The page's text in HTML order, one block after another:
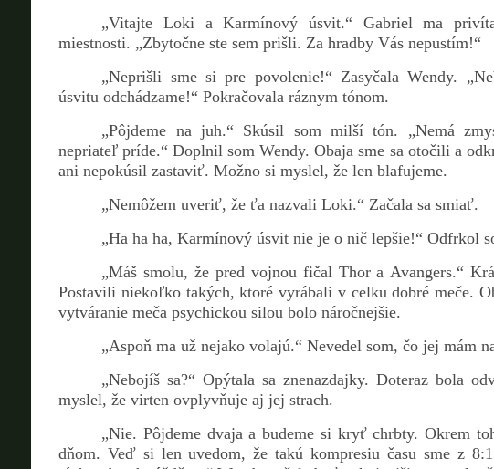
„Vitajte Loki a Karmínový úsvit.“ Gabriel ma
miestnosti. „Zbytočne ste sem prišli. Za hradby Vás nepustím!“
„Neprišli sme si pre povolenie!“ Zasyčala Wendy.
úsvitu odchádzame!“ Pokračovala ráznym tónom.
„Pôjdeme na juh.“ Skúsil som milší tón. „Nemá
nepriateľ príde.“ Doplnil som Wendy. Obaja sme sa otočili a
ani nepokúsil zastaviť. Možno si myslel, že len blafujeme.
„Nemôžem uveriť, že ťa nazvali Loki.“ Začala sa smiať.
„Ha ha ha, Karmínový úsvit nie je o nič lepšie!“ Odfrkol
„Máš smolu, že pred vojnou fičal Thor a Avangers.“
Postavili niekoľko takých, ktoré vyrábali v celku dobré meče.
vytváranie meča psychickou silou bolo náročnejšie.
„Aspoň ma už nejako volajú.“ Nevedel som, čo jej mám
„Nebojíš sa?“ Opýtala sa znenazdajky. Doteraz bola
myslel, že virten ovplyvňuje aj jej strach.
„Nie. Pôjdeme dvaja a budeme si kryť chrbty. Okrem
dňom. Veď si len uvedom, že takú kompresiu času sme z